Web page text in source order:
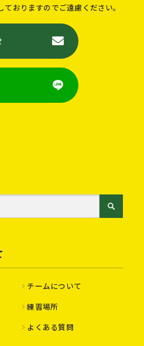
おりますのでご遠慮ください。
チームについて
練習場所
よくある質問